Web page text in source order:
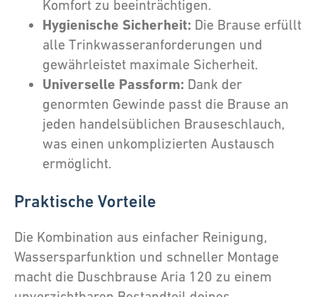
Komfort zu beeinträchtigen.
Hygienische Sicherheit: Die Brause erfüllt
alle Trinkwasseranforderungen und
gewährleistet maximale Sicherheit.
Universelle Passform: Dank der
genormten Gewinde passt die Brause an
jeden handelsüblichen Brauseschlauch,
was einen unkomplizierten Austausch
ermöglicht.
Praktische Vorteile
Die Kombination aus einfacher Reinigung,
Wassersparfunktion und schneller Montage
macht die Duschbrause Aria 120 zu einem